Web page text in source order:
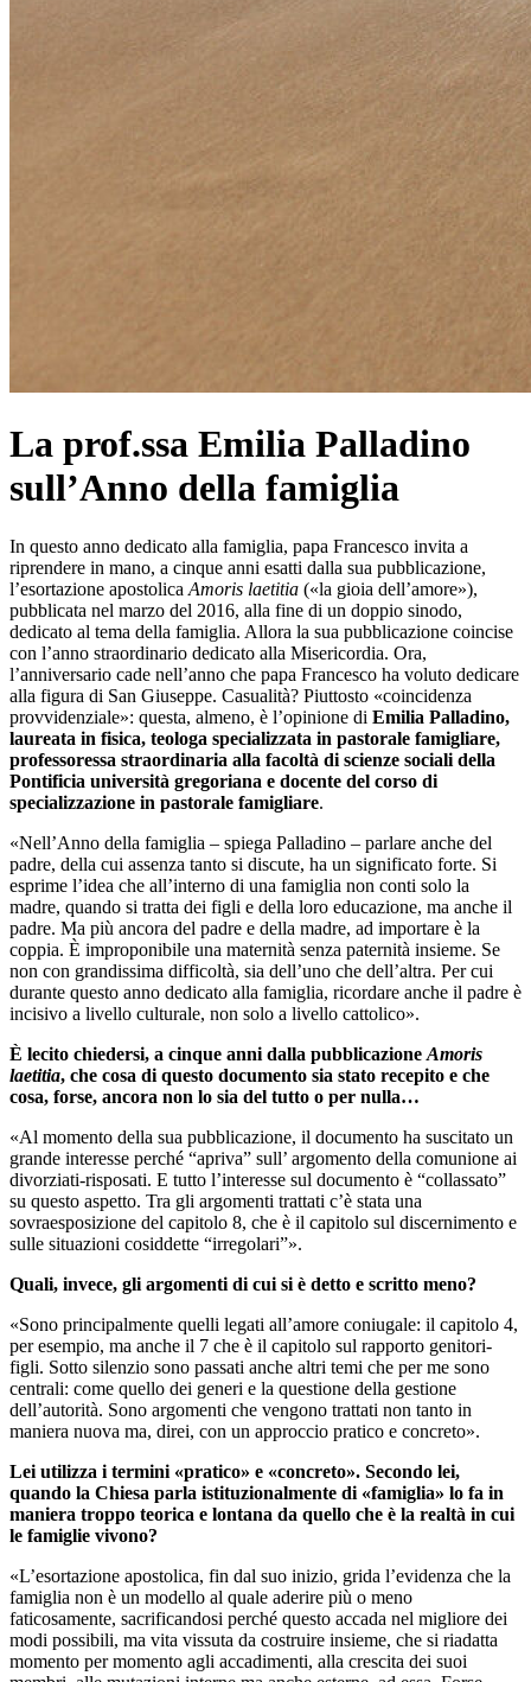
La prof.ssa Emilia Palladino
sull’Anno della famiglia
In questo anno dedicato alla famiglia, papa Francesco invita a
riprendere in mano, a cinque anni esatti dalla sua pubblicazione,
l’esortazione apostolica Amoris laetitia («la gioia dell’amore»),
pubblicata nel marzo del 2016, alla fine di un doppio sinodo,
dedicato al tema della famiglia. Allora la sua pubblicazione coincise
con l’anno straordinario dedicato alla Misericordia. Ora,
l’anniversario cade nell’anno che papa Francesco ha voluto dedicare
alla figura di San Giuseppe. Casualità? Piuttosto «coincidenza
provvidenziale»: questa, almeno, è l’opinione di Emilia Palladino,
laureata in fisica, teologa specializzata in pastorale famigliare,
professoressa straordinaria alla facoltà di scienze sociali della
Pontificia università gregoriana e docente del corso di
specializzazione in pastorale famigliare.
«Nell’Anno della famiglia – spiega Palladino – parlare anche del
padre, della cui assenza tanto si discute, ha un significato forte. Si
esprime l’idea che all’interno di una famiglia non conti solo la
madre, quando si tratta dei figli e della loro educazione, ma anche il
padre. Ma più ancora del padre e della madre, ad importare è la
coppia. È improponibile una maternità senza paternità insieme. Se
non con grandissima difficoltà, sia dell’uno che dell’altra. Per cui
durante questo anno dedicato alla famiglia, ricordare anche il padre è
incisivo a livello culturale, non solo a livello cattolico».
È lecito chiedersi, a cinque anni dalla pubblicazione Amoris
laetitia, che cosa di questo documento sia stato recepito e che
cosa, forse, ancora non lo sia del tutto o per nulla…
«Al momento della sua pubblicazione, il documento ha suscitato un
grande interesse perché “apriva” sull’ argomento della comunione ai
divorziati-risposati. E tutto l’interesse sul documento è “collassato”
su questo aspetto. Tra gli argomenti trattati c’è stata una
sovraesposizione del capitolo 8, che è il capitolo sul discernimento e
sulle situazioni cosiddette “irregolari”».
Quali, invece, gli argomenti di cui si è detto e scritto meno?
«Sono principalmente quelli legati all’amore coniugale: il capitolo 4,
per esempio, ma anche il 7 che è il capitolo sul rapporto genitori-
figli. Sotto silenzio sono passati anche altri temi che per me sono
centrali: come quello dei generi e la questione della gestione
dell’autorità. Sono argomenti che vengono trattati non tanto in
maniera nuova ma, direi, con un approccio pratico e concreto».
Lei utilizza i termini «pratico» e «concreto». Secondo lei,
quando la Chiesa parla istituzionalmente di «famiglia» lo fa in
maniera troppo teorica e lontana da quello che è la realtà in cui
le famiglie vivono?
«L’esortazione apostolica, fin dal suo inizio, grida l’evidenza che la
famiglia non è un modello al quale aderire più o meno
faticosamente, sacrificandosi perché questo accada nel migliore dei
modi possibili, ma vita vissuta da costruire insieme, che si riadatta
momento per momento agli accadimenti, alla crescita dei suoi